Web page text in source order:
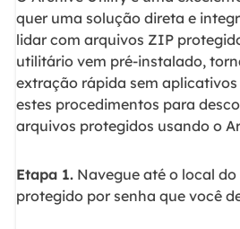
quer uma solução direta e
lidar com arquivos ZIP
utilitário vem pré-instalado,
extração rápida sem
estes procedimentos para
arquivos protegidos usando o
Etapa 1.Navegue até o local
protegido por senha que você